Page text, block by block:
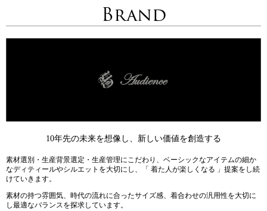
Brand
10年先の未来を想像し、新しい価値を創造する
素材選別・生産背景選定・生産管理にこだわり、ベーシックなアイテムの細か
なディティールやシルエットを大切にし、「 着た人が楽しくなる 」提案をし続
けていきます。
素材の持つ雰囲気、時代の流れに合ったサイズ感、着合わせの汎用性を大切に
し最適なバランスを探求しています。